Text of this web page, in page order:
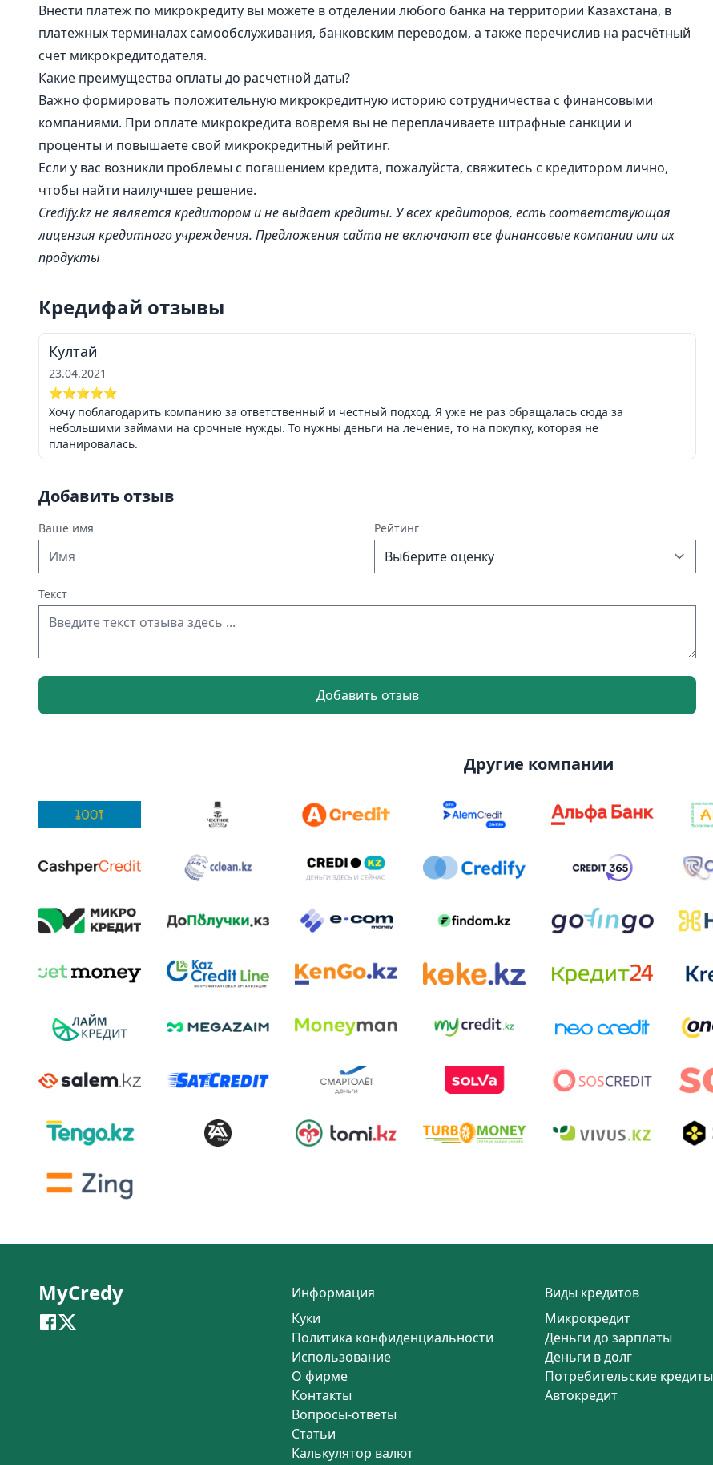
Внести платеж по микрокредиту вы можете в отделении любого банка на территории Казахстана, в
платежных терминалах самообслуживания, банковским переводом, а также перечислив на расчётный
счёт микрокредитодателя.
Какие преимущества оплаты до расчетной даты?
Важно формировать положительную микрокредитную историю сотрудничества с финансовыми
компаниями. При оплате микрокредита вовремя вы не переплачиваете штрафные санкции и
проценты и повышаете свой микрокредитный рейтинг.
Если у вас возникли проблемы с погашением кредита, пожалуйста, свяжитесь с кредитором лично,
чтобы найти наилучшее решение.
Credify.kz не является кредитором и не выдает кредиты. У всех кредиторов, есть соответствующая
лицензия кредитного учреждения. Предложения сайта не включают все финансовые компании или их
продукты
Кредифай oтзывы
Култай
23.04.2021
⭐⭐⭐⭐⭐
Хочу поблагодарить компанию за ответственный и честный подход. Я уже не раз обращалась сюда за
небольшими займами на срочные нужды. То нужны деньги на лечение, то на покупку, которая не
планировалась.
Добавить отзыв
Ваше имя Рейтинг
Текст
Добавить отзыв
Другие компании
MyCredy
Информация
Куки
Политика конфиденциальности
Использование
О фирме
Контакты
Вопросы-ответы
Статьи
Калькулятор валют
Виды кредитов
Микрокредит
Деньги до зарплаты
Деньги в долг
Потребительские кредиты
Автокредит